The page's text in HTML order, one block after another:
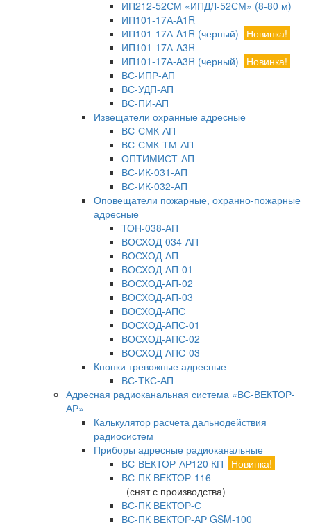
ИП212-52СМ «ИПДЛ-52СМ» (8-80 м)
ИП101-17А-A1R
ИП101-17А-A1R (черный)
Новинка!
ИП101-17А-A3R
ИП101-17А-A3R (черный)
Новинка!
ВС-ИПР-АП
ВС-УДП-АП
ВС-ПИ-АП
Извещатели охранные адресные
ВС-СМК-АП
ВС-СМК-ТМ-АП
ОПТИМИСТ-АП
ВС-ИК-031-АП
ВС-ИК-032-АП
Оповещатели пожарные, охранно-пожарные
адресные
ТОН-038-АП
ВОСХОД-034-АП
ВОСХОД-АП
ВОСХОД-АП-01
ВОСХОД-АП-02
ВОСХОД-АП-03
ВОСХОД-АПС
ВОСХОД-АПС-01
ВОСХОД-АПС-02
ВОСХОД-АПС-03
Кнопки тревожные адресные
ВС-ТКС-АП
Адресная радиоканальная система «ВС-ВЕКТОР-
АР»
Калькулятор расчета дальнодействия
радиосистем
Приборы адресные радиоканальные
ВС-ВЕКТОР-АР120 КП
Новинка!
ВС-ПК ВЕКТОР-116
(снят с производства)
ВС-ПК ВЕКТОР-С
ВС-ПК ВЕКТОР-АР GSM-100